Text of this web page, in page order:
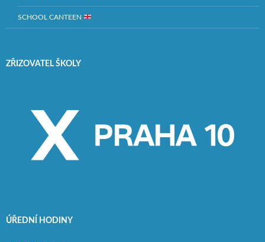
SCHOOL CANTEEN
ZŘIZOVATEL ŠKOLY
ÚŘEDNÍ HODINY